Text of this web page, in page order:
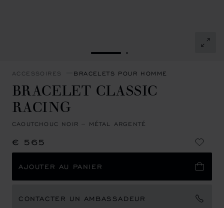
ALLER À LA DIAPOSITIVE 1
ALLER À LA
ACCESSOIRES BRACELETS POUR HOMME
BRACELET CLASSIC
RACING
CAOUTCHOUC NOIR – MÉTAL ARGENTÉ
€ 565
AJOUTER AU PANIER
CONTACTER UN AMBASSADEUR